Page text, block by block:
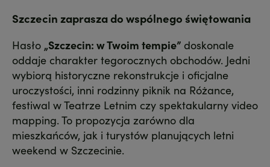
Szczecin zaprasza do wspólnego świętowania
Hasło „Szczecin: w Twoim tempie” doskonale
oddaje charakter tegorocznych obchodów. Jedni
wybiorą historyczne rekonstrukcje i oficjalne
uroczystości, inni rodzinny piknik na Różance,
festiwal w Teatrze Letnim czy spektakularny video
mapping. To propozycja zarówno dla
mieszkańców, jak i turystów planujących letni
weekend w Szczecinie.